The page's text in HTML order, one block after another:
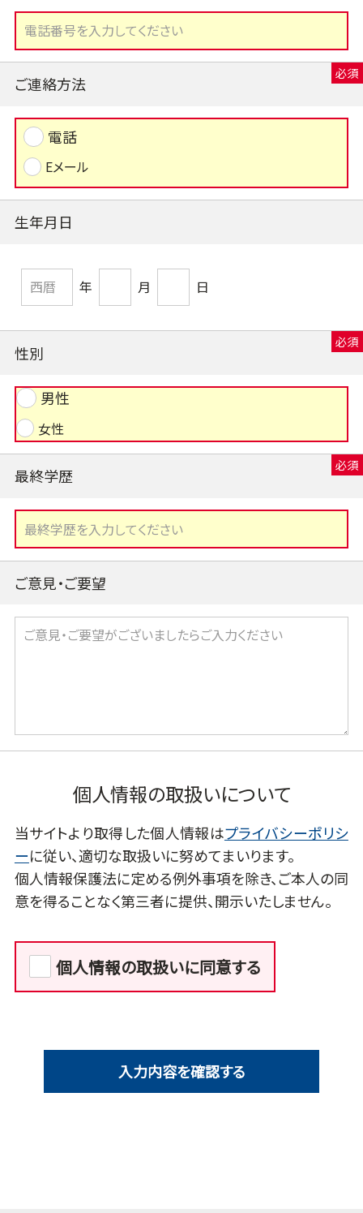
ご連絡方法
電話
Eメール
生年月日
年 月 日
性別
男性
女性
最終学歴
ご意見・ご要望
個人情報の取扱いについて
当サイトより取得した個人情報はプライバシーポリシ
ーに従い、適切な取扱いに努めてまいります。
個人情報保護法に定める例外事項を除き、ご本人の同
意を得ることなく第三者に提供、開示いたしません。
個人情報の取扱いに同意する
入力内容を確認する